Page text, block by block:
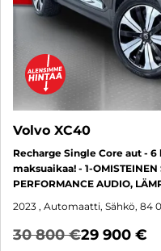
Volvo XC40
Recharge Single Core aut -
maksuaikaa! - 1-OMISTEINEN
PERFORMANCE AUDIO,
2023 , Automaatti, Sähkö, 84
30 800 €29 900 €